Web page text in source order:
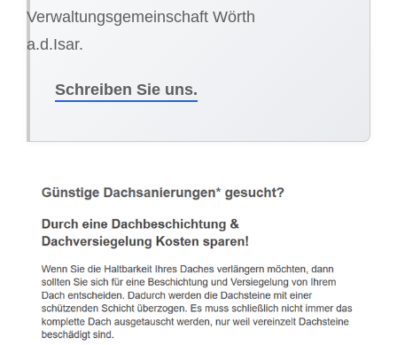
Verwaltungsgemeinschaft Wörth
a.d.Isar.
Schreiben Sie uns.